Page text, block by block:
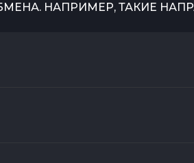
НАПРИМЕР, ТАКИЕ